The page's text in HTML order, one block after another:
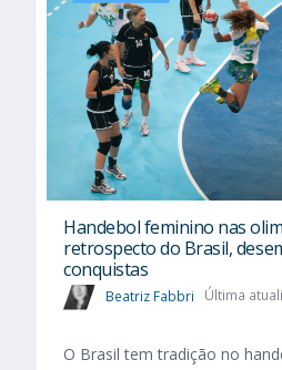
Handebol feminino nas
retrospecto do Brasil,
conquistas
Beatriz Fabbri Última
O Brasil tem tradição no